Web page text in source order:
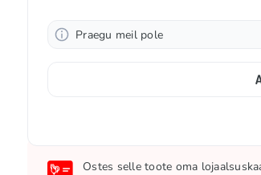
Praegu meil pole
Ostes selle toote oma